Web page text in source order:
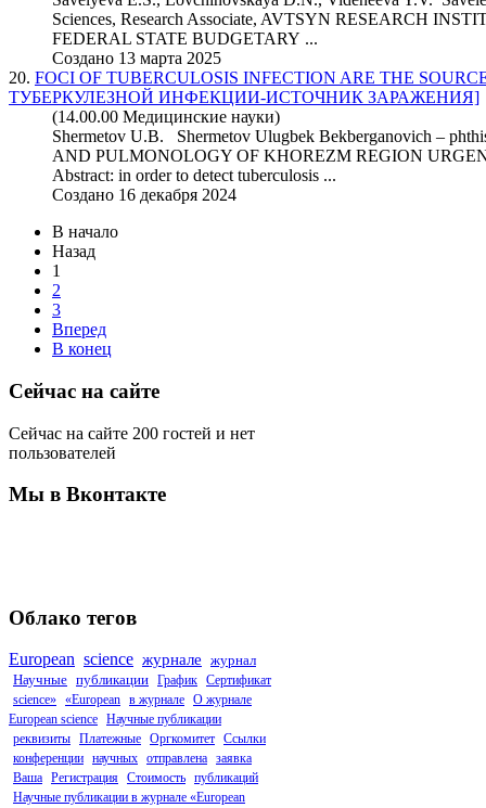
Sciences, Research Associate, AVTSYN RESEARCH
FEDERAL STATE BUDGETARY ...
Создано 13 марта 2025
20. FOCI OF TUBERCULOSIS INFECTION ARE THE
ТУБЕРКУЛЕЗНОЙ ИНФЕКЦИИ-ИСТОЧНИК ЗАРАЖЕНИЯ]
(14.00.00 Медицинские науки)
Shermetov U.B. Shermetov Ulugbek Bekberganovich –
AND PULMONOLOGY OF KHOREZM REGION
Abstract: in order to detect tuberculosis ...
Создано 16 декабря 2024
В начало
Назад
1
2
3
Вперед
В конец
Сейчас на сайте
Сейчас на сайте 200 гостей и нет
пользователей
Мы в Вконтакте
Облако тегов
European science журнале журнал
Научные публикации График Сертификат
science» «European в журнале О журнале
European science Научные публикации
реквизиты Платежные Оргкомитет Ссылки
конференции научных отправлена заявка
Ваша Регистрация Стоимость публикаций
Научные публикации в журнале «European